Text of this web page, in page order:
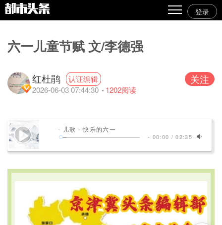
登录
原创
图文
专栏
专题
人气
传播榜
文集
六一儿童节赋 文/李德强
红杜鹃
认证编辑
2026-06-03 07:44:30
1202阅读
关注
- 儿歌 - 快乐的六一
- 00:00 /02:35